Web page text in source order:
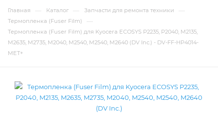
Главная — Каталог — Запчасти для ремонта техники —
Термопленка (Fuser Film) —
Термопленка (Fuser Film) для Kyocera ECOSYS P2235, P2040, M2135,
M2635, M2735, M2040, M2540, M2540, M2640 (DV Inc.) - DV-FF-HP4014-
MET+